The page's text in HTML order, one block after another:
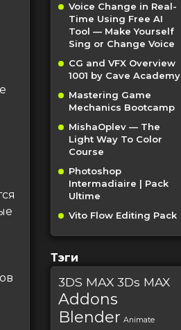
Voice Change in Real-
Time Using Free AI
Tool — Make Yourself
Sing or Change Voice
CG and VFX Overview
1001 by Cave Academy
Mastering Game
Mechanics Bootcamp
MishaOplev — The
Light Way To Color
Course
Photoshop
Intermadiaire | Pack
Ultime
Vito Flow Editing Pack
Тэги
3DS MAX 3Ds MAX
Addons
Blender Animate